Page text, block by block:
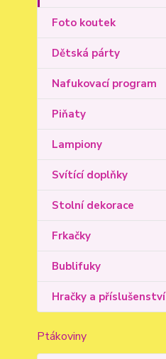
Foto koutek
Dětská párty
Nafukovací program
Piňaty
Lampiony
Svítící doplňky
Stolní dekorace
Frkačky
Bublifuky
Hračky a příslušenství
Ptákoviny